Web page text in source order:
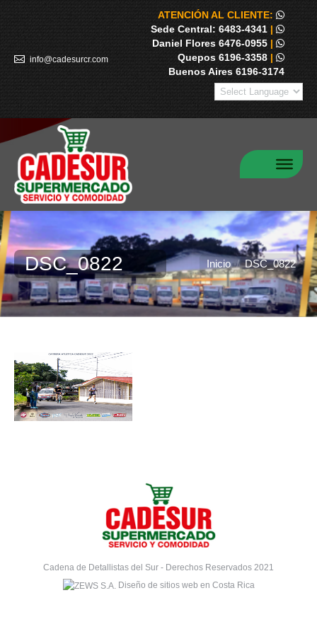
info@cadesurcr.com
ATENCIÓN AL CLIENTE:
Sede Central: 6483-4341 |
Daniel Flores 6476-0955 |
Quepos 6196-3358 |
Buenos Aires 6196-3174
DSC_0822 Estás aquí:Inicio DSC_0822
Cadena de Detallistas del Sur - Derechos Reservados 2021
Diseño de sitios web en Costa Rica